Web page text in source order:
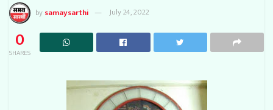
bysamaysarthi July 24, 2022
0
SHARES